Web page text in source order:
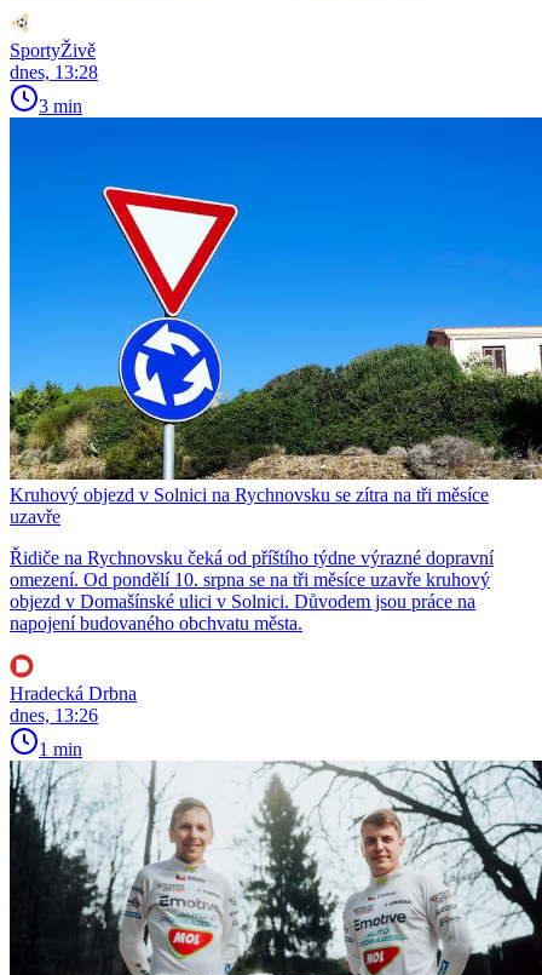
SportyŽivě
dnes, 13:28
3 min
Kruhový objezd v Solnici na Rychnovsku se zítra na tři měsíce
uzavře
Řidiče na Rychnovsku čeká od příštího týdne výrazné dopravní
omezení. Od pondělí 10. srpna se na tři měsíce uzavře kruhový
objezd v Domašínské ulici v Solnici. Důvodem jsou práce na
napojení budovaného obchvatu města.
Hradecká Drbna
dnes, 13:26
1 min